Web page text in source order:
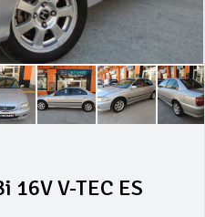
16V V-TEC ES